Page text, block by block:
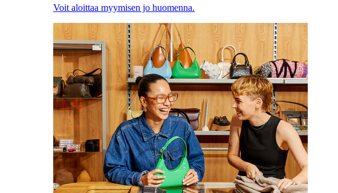
Voit aloittaa myymisen jo huomenna.